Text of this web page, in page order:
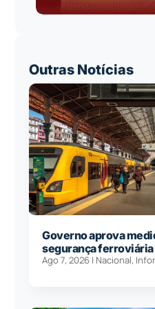
Outras Notícias
Governo aprova
segurança ferroviária
Ago 7, 2026 | Nacional,